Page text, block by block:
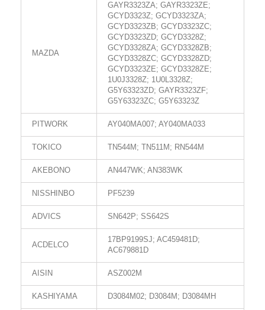
MAZDA
GAYR3323ZA; GAYR3323ZE;
GCYD3323Z; GCYD3323ZA;
GCYD3323ZB; GCYD3323ZC;
GCYD3323ZD; GCYD3328Z;
GCYD3328ZA; GCYD3328ZB;
GCYD3328ZC; GCYD3328ZD;
GCYD3323ZE; GCYD3328ZE;
1U0J3328Z; 1U0L3328Z;
G5Y63323ZD; GAYR3323ZF;
G5Y63323ZC; G5Y63323Z
PITWORK AY040MA007; AY040MA033
TOKICO TN544M; TN511M; RN544M
AKEBONO AN447WK; AN383WK
NISSHINBO PF5239
ADVICS SN642P; SS642S
ACDELCO
17BP9199SJ; AC459481D;
AC679881D
AISIN ASZ002M
KASHIYAMA D3084M02; D3084M; D3084MH